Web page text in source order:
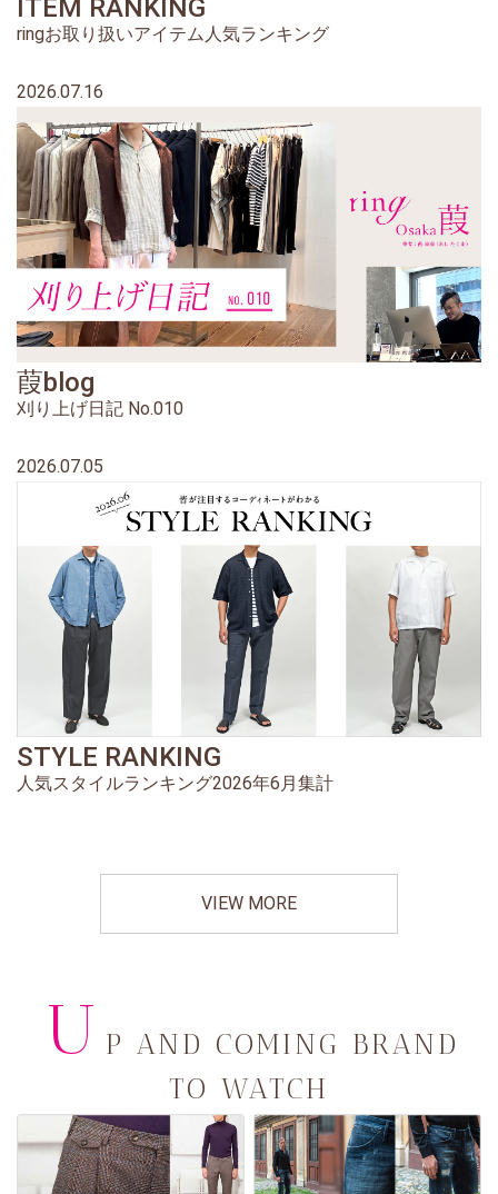
ITEM RANKING
ringお取り扱いアイテム人気ランキング
2026.07.16
葭blog
刈り上げ日記 No.010
2026.07.05
STYLE RANKING
人気スタイルランキング2026年6月集計
VIEW MORE
U P AND COMING BRAND
TO WATCH